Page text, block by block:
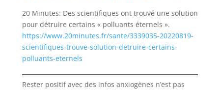
20 Minutes: Des scientifiques ont trouvé une solution
pour détruire certains « polluants éternels ».
https://www.20minutes.fr/sante/3339035-20220819-
scientifiques-trouve-solution-detruire-certains-
polluants-eternels
Rester positif avec des infos anxiogènes n’est pas